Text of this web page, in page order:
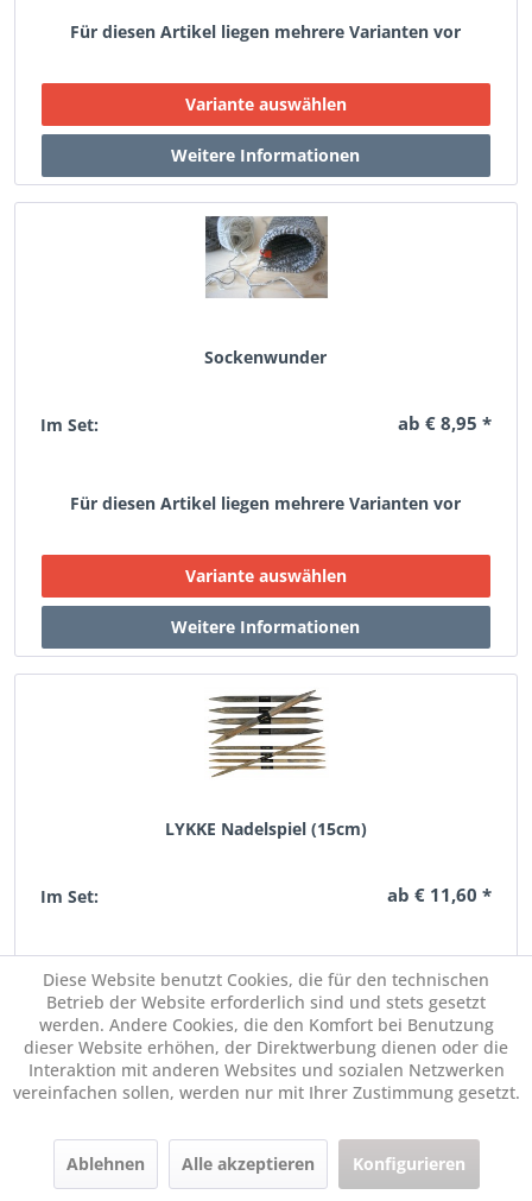
Für diesen Artikel liegen mehrere Varianten vor
Sockenwunder
Im Set: ab € 8,95 *
Für diesen Artikel liegen mehrere Varianten vor
LYKKE Nadelspiel (15cm)
Im Set: ab € 11,60 *
Für diesen Artikel liegen mehrere Varianten vor
Diese Website benutzt Cookies, die für den technischen
Betrieb der Website erforderlich sind und stets gesetzt
werden. Andere Cookies, die den Komfort bei Benutzung
dieser Website erhöhen, der Direktwerbung dienen oder die
Interaktion mit anderen Websites und sozialen Netzwerken
vereinfachen sollen, werden nur mit Ihrer Zustimmung gesetzt.
Ablehnen Alle akzeptieren Konfigurieren